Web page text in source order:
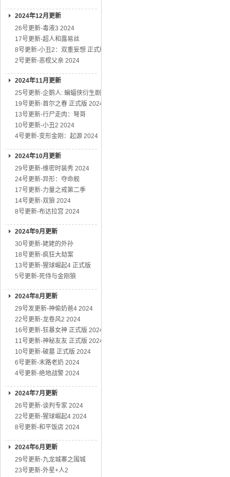
2024年12月更新
26号更新-毒液3 2024
17号更新-超人和露易丝
8号更新-小丑2：双重妄想 正式版
2号更新-恶棍父亲 2024
2024年11月更新
25号更新-企鹅人: 蝙蝠侠衍生剧
19号更新-首尔之春 正式版 2024
13号更新-行尸走肉：弩哥
10号更新-小丑2 2024
4号更新-变形金刚：起源 2024
2024年10月更新
29号更新-维密时装秀 2024
24号更新-异形：夺命舰
17号更新-力量之戒第二季
14号更新-双狼 2024
8号更新-布达拉宫 2024
2024年9月更新
30号更新-姥姥的外孙
18号更新-疯狂大劫案
13号更新-猩球崛起4 正式版
5号更新-死侍与金刚狼
2024年8月更新
29号发更新-神偷奶爸4 2024
22号更新-龙卷风2 2024
16号更新-狂暴女神 正式版 2024
11号更新-神秘友友 正式版 2024
10号更新-破墓 正式版 2024
6号更新-末路老奶 2024
4号更新-绝地战警 2024
2024年7月更新
26号更新-谈判专家 2024
22号更新-猩球崛起4 2024
8号更新-和平饭店 2024
2024年6月更新
29号更新-九龙城寨之围城
23号更新-外星+人2